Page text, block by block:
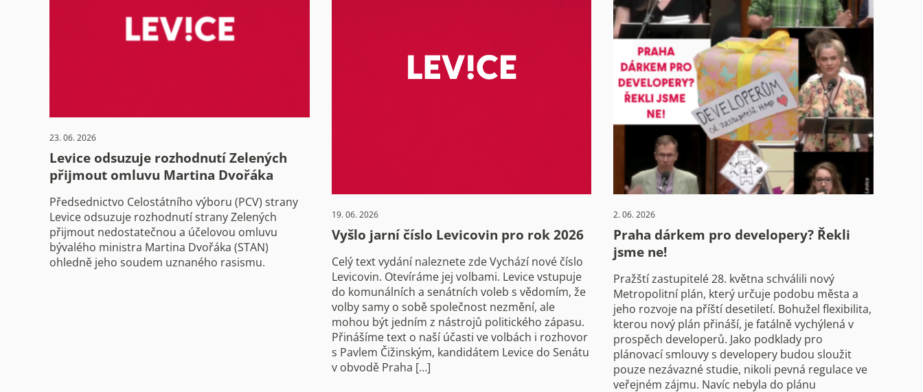
23. 06. 2026
Levice odsuzuje rozhodnutí Zelených
přijmout omluvu Martina Dvořáka
Předsednictvo Celostátního výboru (PCV) strany
Levice odsuzuje rozhodnutí strany Zelených
přijmout nedostatečnou a účelovou omluvu
bývalého ministra Martina Dvořáka (STAN)
ohledně jeho soudem uznaného rasismu.
19. 06. 2026
Vyšlo jarní číslo Levicovin pro rok 2026
Celý text vydání naleznete zde Vychází nové číslo
Levicovin. Otevíráme jej volbami. Levice vstupuje
do komunálních a senátních voleb s vědomím, že
volby samy o sobě společnost nezmění, ale
mohou být jedním z nástrojů politického zápasu.
Přinášíme text o naší účasti ve volbách i rozhovor
s Pavlem Čižinským, kandidátem Levice do Senátu
v obvodě Praha […]
2. 06. 2026
Praha dárkem pro developery? Řekli
jsme ne!
Pražští zastupitelé 28. května schválili nový
Metropolitní plán, který určuje podobu města a
jeho rozvoje na příští desetiletí. Bohužel flexibilita,
kterou nový plán přináší, je fatálně vychýlená v
prospěch developerů. Jako podklady pro
plánovací smlouvy s developery budou sloužit
pouze nezávazné studie, nikoli pevná regulace ve
veřejném zájmu. Navíc nebyla do plánu